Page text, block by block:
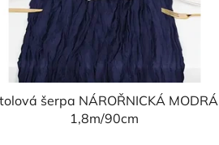
šerpa NÁROŘNICKÁ MODRÁ
1,8m/90cm